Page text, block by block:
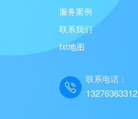
服务案例
联系我们
txt地图
联系电话：
13276363312